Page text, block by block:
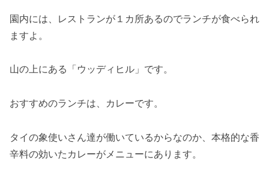
園内には、レストランが１カ所あるのでランチが食べられ
ますよ。
山の上にある「ウッディヒル」です。
おすすめのランチは、カレーです。
タイの象使いさん達が働いているからなのか、本格的な香
辛料の効いたカレーがメニューにあります。